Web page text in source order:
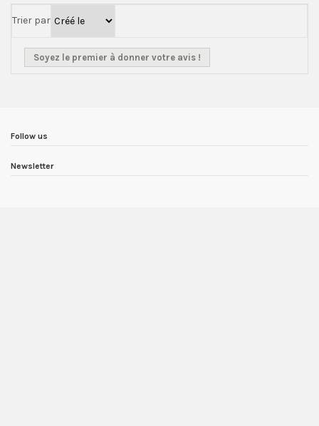
Trier par
Soyez le premier à donner votre avis !
Follow us
Newsletter